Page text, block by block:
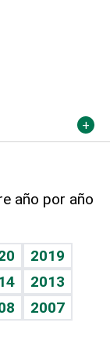
año por año
2019
2013
2007